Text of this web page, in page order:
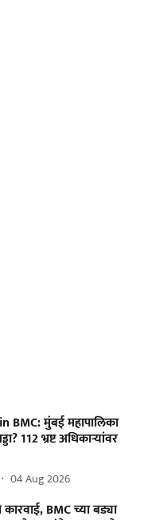
BMC: मुंबई महापालिका
112 भ्रष्ट अधिकाऱ्यांवर
04 Aug 2026
कारवाई, BMC च्या बड्या